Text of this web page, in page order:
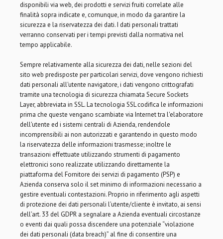
disponibili via web, dei prodotti e servizi fruiti correlate alle
finalità sopra indicate e, comunque, in modo da garantire la
sicurezza e la riservatezza dei dati. I dati personali trattati
verranno conservati per i tempi previsti dalla normativa nel
tempo applicabile.
Sempre relativamente alla sicurezza dei dati, nelle sezioni del
sito web predisposte per particolari servizi, dove vengono richiesti
dati personali all'utente navigatore, i dati vengono crittografati
tramite una tecnologia di sicurezza chiamata Secure Sockets
Layer, abbreviata in SSL. La tecnologia SSL codifica le informazioni
prima che queste vengano scambiate via Internet tra l'elaboratore
dell'utente ed i sistemi centrali di Azienda, rendendole
incomprensibili ai non autorizzati e garantendo in questo modo
la riservatezza delle informazioni trasmesse; inoltre le
transazioni effettuate utilizzando strumenti di pagamento
elettronici sono realizzate utilizzando direttamente la
piattaforma del Fornitore dei servizi di pagamento (PSP) e
Azienda conserva solo il set minimo di informazioni necessario a
gestire eventuali contestazioni. Proprio in riferimento agli aspetti
di protezione dei dati personali l’utente/cliente è invitato, ai sensi
dell’art. 33 del GDPR a segnalare a Azienda eventuali circostanze
o eventi dai quali possa discendere una potenziale “violazione
dei dati personali (data breach)” al fine di consentire una